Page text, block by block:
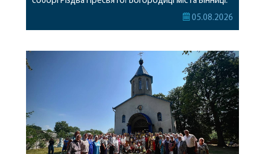
Його Високопреосвященству співслужили
священному сані. Під час богослужіння підносилися
особливі молитви за мир в Україні, за воїнів, які
05.08.2026